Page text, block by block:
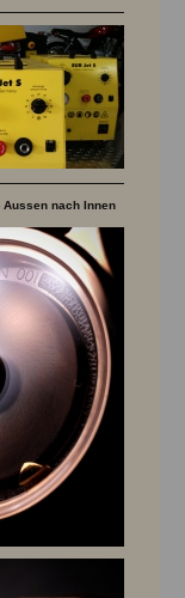
Aussen nach Innen